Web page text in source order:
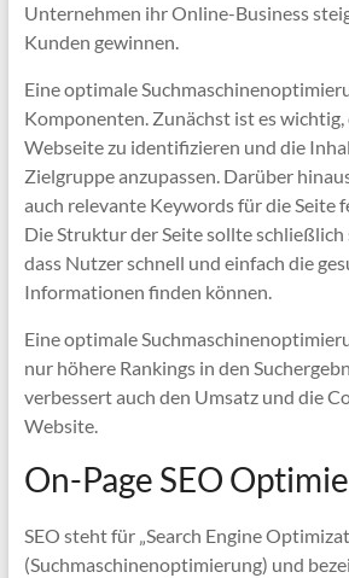
Unternehmen ihr Online-Business
Kunden gewinnen.
Eine optimale
Komponenten. Zunächst ist es
Webseite zu identifizieren und die
Zielgruppe anzupassen. Darüber
auch relevante Keywords für die Seite
Die Struktur der Seite sollte
dass Nutzer schnell und einfach die
Informationen finden können.
Eine optimale
nur höhere Rankings in den
verbessert auch den Umsatz und die
Website.
On-Page SEO
SEO steht für „Search Engine
(Suchmaschinenoptimierung) und